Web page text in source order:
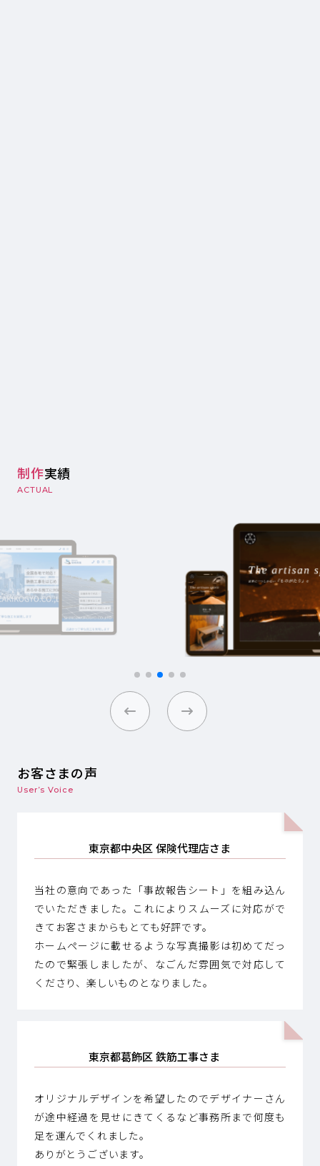
制作実績
ACTUAL
お客さまの声
User’s Voice
東京都中央区 保険代理店さま
当社の意向であった「事故報告シート」を組み込ん
でいただきました。これによりスムーズに対応がで
きてお客さまからもとても好評です。
ホームページに載せるような写真撮影は初めてだっ
たので緊張しましたが、なごんだ雰囲気で対応して
くださり、楽しいものとなりました。
東京都葛飾区 鉄筋工事さま
オリジナルデザインを希望したのでデザイナーさん
が途中経過を見せにきてくるなど事務所まで何度も
足を運んでくれました。
ありがとうございます。